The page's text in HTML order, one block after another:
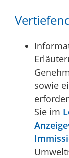
sowie
Sie im